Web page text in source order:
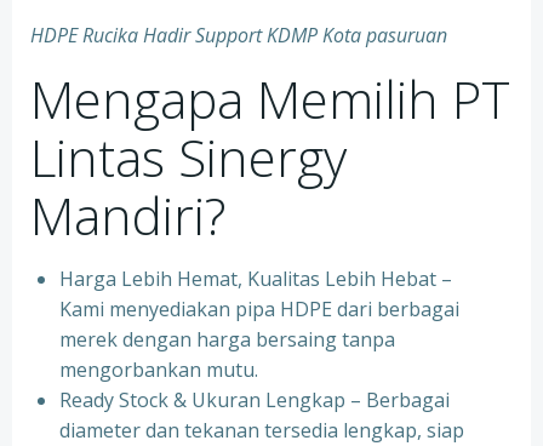
HDPE Rucika Hadir Support KDMP Kota pasuruan
Mengapa Memilih PT
Lintas Sinergy
Mandiri?
Harga Lebih Hemat, Kualitas Lebih Hebat –
Kami menyediakan pipa HDPE dari berbagai
merek dengan harga bersaing tanpa
mengorbankan mutu.
Ready Stock & Ukuran Lengkap – Berbagai
diameter dan tekanan tersedia lengkap, siap